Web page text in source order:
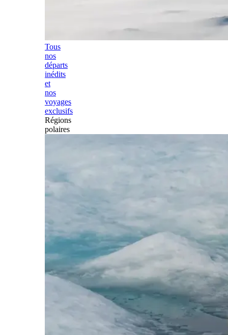
Tous
nos
départs
inédits
et
nos
voyages
exclusifs
Régions
polaires